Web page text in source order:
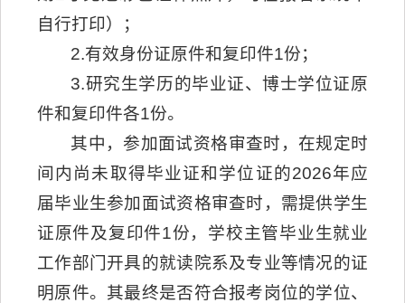
自行打印）；
2.有效身份证原件和复印件1份；
3.研究生学历的毕业证、博士学位证原
件和复印件各1份。
其中，参加面试资格审查时，在规定时
间内尚未取得毕业证和学位证的2026年应
届毕业生参加面试资格审查时，需提供学生
证原件及复印件1份，学校主管毕业生就业
工作部门开具的就读院系及专业等情况的证
明原件。其最终是否符合报考岗位的学位、